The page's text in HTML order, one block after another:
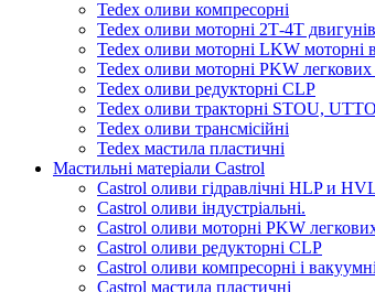
Tedex оливи компресорні
Tedex оливи моторні 2Т-4Т двигунів
Tedex оливи моторні LKW моторні
Tedex оливи моторні PKW легкових
Tedex оливи редукторні CLP
Tedex оливи тракторні STOU,
Tedex оливи трансмісійні
Tedex мастила пластичні
Мастильні матеріали Castrol
Castrol оливи гідравлічні HLP и
Castrol оливи індустріальні.
Castrol оливи моторні PKW
Castrol оливи редукторні CLP
Castrol оливи компресорні і вакуумні
Castrol мастила пластичні